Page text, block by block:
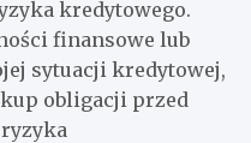
kredytowego.
finansowe lub
sytuacji kredytowej,
obligacji przed